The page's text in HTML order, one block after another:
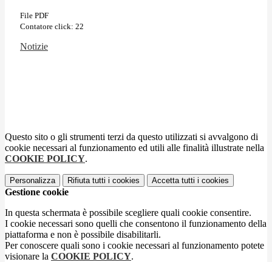
File PDF
Contatore click: 22
Notizie
Questo sito o gli strumenti terzi da questo utilizzati si avvalgono di
cookie necessari al funzionamento ed utili alle finalità illustrate nella
COOKIE POLICY.
Personalizza Rifiuta tutti i cookies Accetta tutti i cookies
Gestione cookie
In questa schermata è possibile scegliere quali cookie consentire.
I cookie necessari sono quelli che consentono il funzionamento della
piattaforma e non è possibile disabilitarli.
Per conoscere quali sono i cookie necessari al funzionamento potete
visionare la COOKIE POLICY.